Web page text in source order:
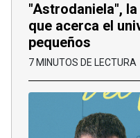
"Astrodaniela",
que acerca el
pequeños
7 MINUTOS DE LECTURA